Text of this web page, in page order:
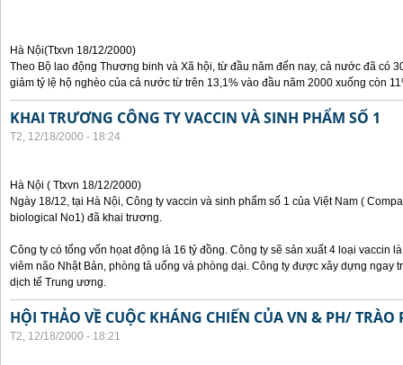
Hà Nội(Ttxvn 18/12/2000)
Theo Bộ lao động Thương binh và Xã hội, từ đầu năm đến nay, cả nước đã có
giảm tỷ lệ hộ nghèo của cả nước từ trên 13,1% vào đầu năm 2000 xuống còn
KHAI TRƯƠNG CÔNG TY VACCIN VÀ SINH PHẨM SỐ 1
T2, 12/18/2000 - 18:24
Hà Nội ( Ttxvn 18/12/2000)
Ngày 18/12, tại Hà Nội, Công ty vaccin và sinh phẩm số 1 của Việt Nam (
biological No1) đã khai trương.
Công ty có tổng vốn họat động là 16 tỷ đồng. Công ty sẽ sản xuất 4 loại vaccin
viêm não Nhật Bản, phòng tả uống và phòng dại. Công ty được xây dựng ngay
dịch tế Trung ương.
HỘI THẢO VỀ CUỘC KHÁNG CHIẾN CỦA VN & PH/ TRÀO
T2, 12/18/2000 - 18:21